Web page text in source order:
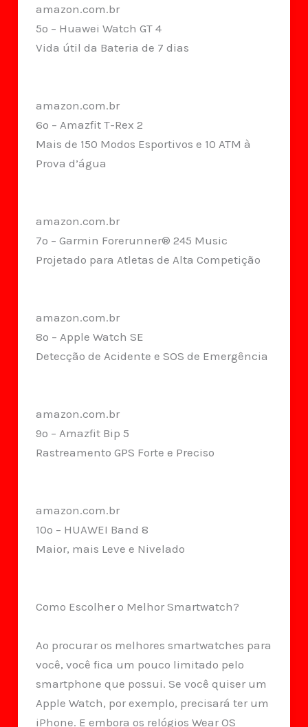
amazon.com.br
5º – Huawei Watch GT 4
Vida útil da Bateria de 7 dias
amazon.com.br
6º – Amazfit T-Rex 2
Mais de 150 Modos Esportivos e 10 ATM à
Prova d’água
amazon.com.br
7º – Garmin Forerunner® 245 Music
Projetado para Atletas de Alta Competição
amazon.com.br
8º – Apple Watch SE
Detecção de Acidente e SOS de Emergência
amazon.com.br
9º – Amazfit Bip 5
Rastreamento GPS Forte e Preciso
amazon.com.br
10º – HUAWEI Band 8
Maior, mais Leve e Nivelado
Como Escolher o Melhor Smartwatch?
Ao procurar os melhores smartwatches para
você, você fica um pouco limitado pelo
smartphone que possui. Se você quiser um
Apple Watch, por exemplo, precisará ter um
iPhone. E embora os relógios Wear OS